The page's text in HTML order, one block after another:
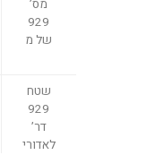
מס’
929
של מ
שטח
929
דר’
לאדורי